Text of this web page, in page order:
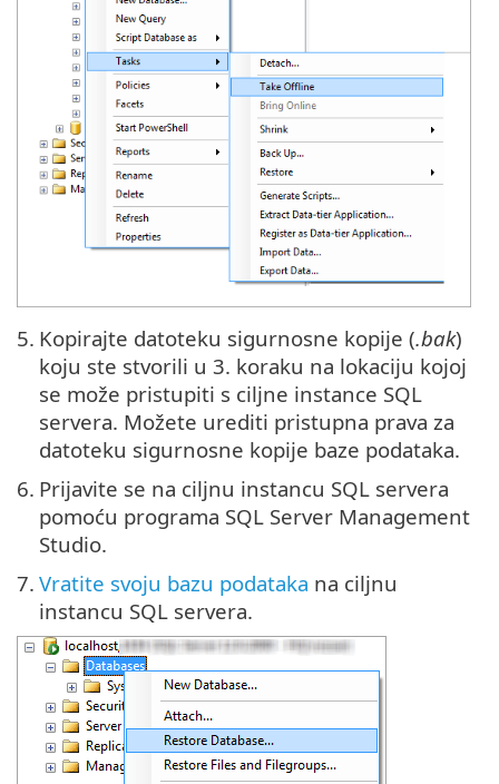
5. Kopirajte datoteku sigurnosne kopije (.bak)
koju ste stvorili u 3. koraku na lokaciju kojoj
se može pristupiti s ciljne instance SQL
servera. Možete urediti pristupna prava za
datoteku sigurnosne kopije baze podataka.
6. Prijavite se na ciljnu instancu SQL servera
pomoću programa SQL Server Management
Studio.
7. Vratite svoju bazu podataka na ciljnu
instancu SQL servera.